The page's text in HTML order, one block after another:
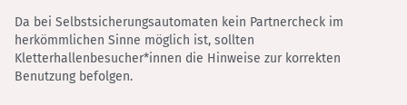
Da bei Selbstsicherungsautomaten kein Partnercheck im
herkömmlichen Sinne möglich ist, sollten
Kletterhallenbesucher*innen die Hinweise zur korrekten
Benutzung befolgen.